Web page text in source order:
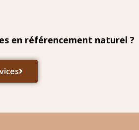
en référencement naturel ?